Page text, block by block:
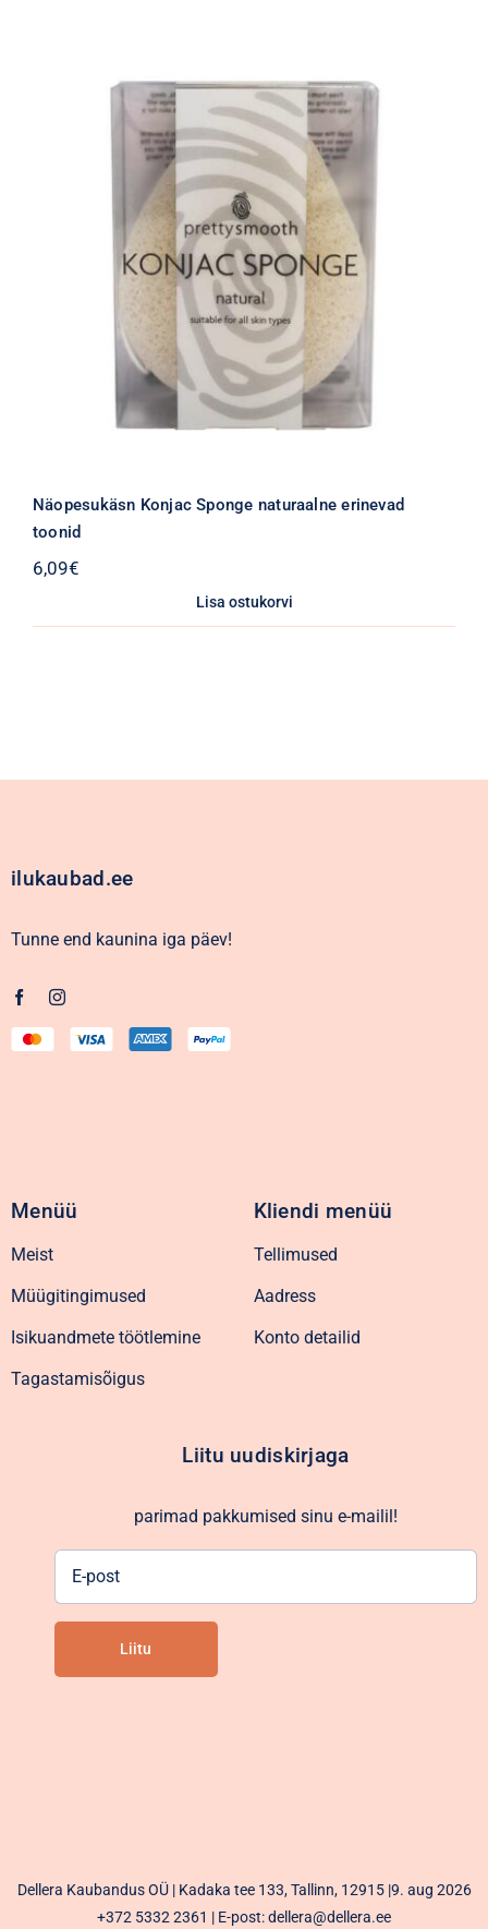
Näopesukäsn Konjac Sponge naturaalne erinevad
toonid
6,09€
Lisa ostukorvi
ilukaubad.ee
Tunne end kaunina iga päev!
Menüü
Meist
Müügitingimused
Isikuandmete töötlemine
Tagastamisõigus
Kliendi menüü
Tellimused
Aadress
Konto detailid
Liitu uudiskirjaga
parimad pakkumised sinu e-mailil!
Liitu
Dellera Kaubandus OÜ | Kadaka tee 133, Tallinn, 12915 |9. aug 2026
+372 5332 2361 | E-post: dellera@dellera.ee